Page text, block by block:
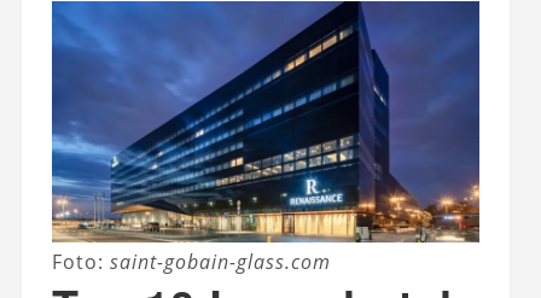
Foto: saint-gobain-glass.com